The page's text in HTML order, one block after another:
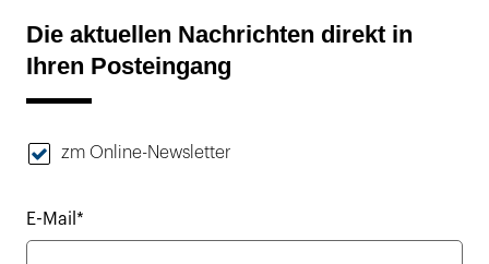
Die aktuellen Nachrichten direkt in
Ihren Posteingang
zm Online-Newsletter
E-Mail*